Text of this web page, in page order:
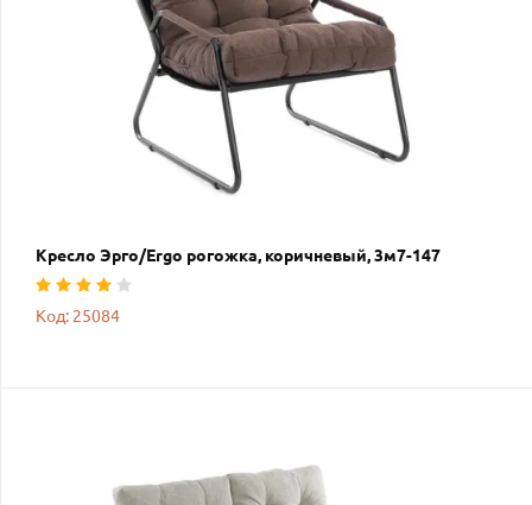
Кресло Эрго/Ergo рогожка, коричневый, 3м7-147
Код: 25084